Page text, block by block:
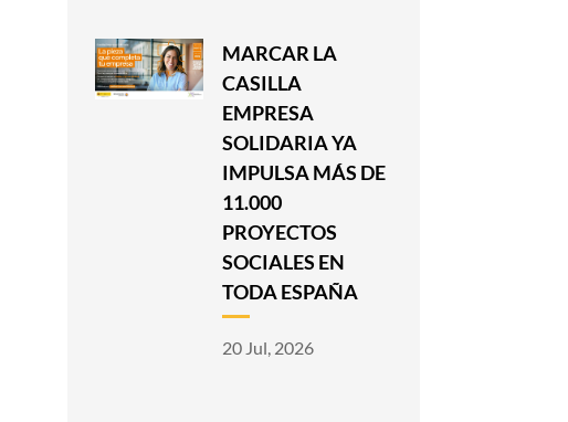
MARCAR LA
CASILLA
EMPRESA
SOLIDARIA YA
IMPULSA MÁS DE
11.000
PROYECTOS
SOCIALES EN
TODA ESPAÑA
20 Jul, 2026